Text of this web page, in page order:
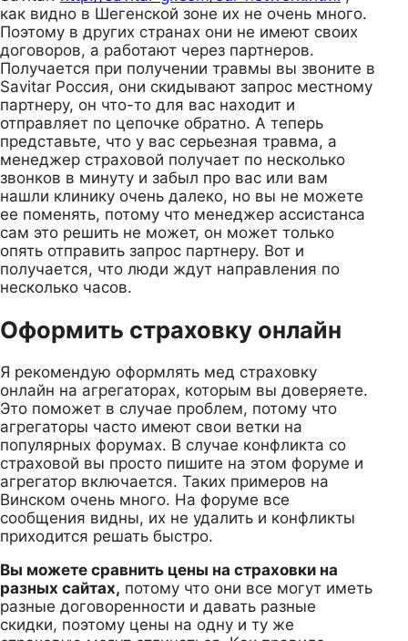
как видно в Шегенской зоне их не очень много.
Поэтому в других странах они не имеют своих
договоров, а работают через партнеров.
Получается при получении травмы вы звоните в
Savitar Россия, они скидывают запрос местному
партнеру, он что-то для вас находит и
отправляет по цепочке обратно. А теперь
представьте, что у вас серьезная травма, а
менеджер страховой получает по несколько
звонков в минуту и забыл про вас или вам
нашли клинику очень далеко, но вы не можете
ее поменять, потому что менеджер ассистанса
сам это решить не может, он может только
опять отправить запрос партнеру. Вот и
получается, что люди ждут направления по
несколько часов.
Оформить страховку онлайн
Я рекомендую оформлять мед страховку
онлайн на агрегаторах, которым вы доверяете.
Это поможет в случае проблем, потому что
агрегаторы часто имеют свои ветки на
популярных форумах. В случае конфликта со
страховой вы просто пишите на этом форуме и
агрегатор включается. Таких примеров на
Винском очень много. На форуме все
сообщения видны, их не удалить и конфликты
приходится решать быстро.
Вы можете сравнить цены на страховки на
разных сайтах, потому что они все могут иметь
разные договоренности и давать разные
скидки, поэтому цены на одну и ту же